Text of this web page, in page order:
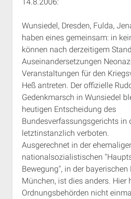
Wunsiedel, Dresden, Fulda,
haben eines gemeinsam: in
können nach derzeitigem
Auseinandersetzungen
Veranstaltungen für den
Heß antreten. Der offizielle
Gedenkmarsch in Wunsiedel
heutigen Entscheidung des
Bundesverfassungsgerichts in
letztinstanzlich verboten.
Ausgerechnet in der
nationalsozialistischen
Bewegung", in der
München, ist dies anders. Hier
Ordnungsbehörden nicht